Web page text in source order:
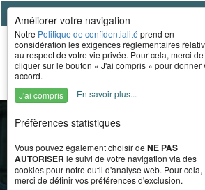
Durant la période estivale, l'accueil
du CERAH est ouvert de 8h à 16h du
vendredi.
Améliorer votre navigation
Notre Politique de confidentialité prend en
considération les exigences réglementaires
au respect de votre vie privée. Pour cela, merci de
cliquer sur le bouton « J'ai compris » pour donner
accord.
J'ai compris
En savoir plus...
Préfèrences statistiques
Vous pouvez également choisir de NE PAS
AUTORISER le suivi de votre navigation via des
cookies pour notre outil d'analyse web. Pour cela,
merci de définir vos préférences d'exclusion.